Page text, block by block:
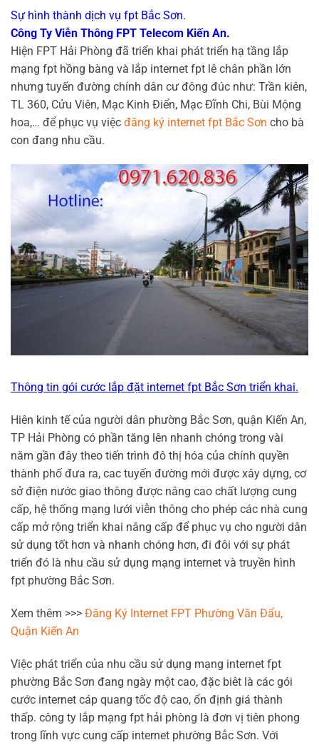
Sự hình thành dịch vụ fpt Bắc Sơn.
Công Ty Viễn Thông FPT Telecom Kiến An.
Hiện FPT Hải Phòng đã triển khai phát triển hạ tầng lắp
mạng fpt hồng bàng và lắp internet fpt lê chân phần lớn
nhưng tuyến đường chính dân cư đông đúc như: Trần kiên,
TL 360, Cửu Viên, Mạc Kinh Điển, Mạc Đĩnh Chi, Bùi Mộng
hoa,… để phục vụ việc đăng ký internet fpt Bắc Sơn cho bà
con đang nhu cầu.
Thông tin gói cước lắp đặt internet fpt Bắc Sơn triển khai.
Hiên kinh tế của người dân phường Bắc Sơn, quận Kiến An,
TP Hải Phòng có phần tăng lên nhanh chóng trong vài
năm gần đây theo tiến trình đô thị hóa của chính quyền
thành phố đưa ra, cac tuyến đường mới được xây dựng, cơ
sở điện nước giao thông được nâng cao chất lượng cung
cấp, hệ thống mạng lưới viễn thông cho phép các nhà cung
cấp mở rộng triển khai nâng cấp để phục vụ cho người dân
sử dụng tốt hơn và nhanh chóng hơn, đi đôi với sự phát
triển đó là nhu cầu sử dụng mạng internet và truyền hình
fpt phường Bắc Sơn.
Xem thêm >>> Đăng Ký Internet FPT Phường Văn Đẩu,
Quận Kiến An
Việc phát triển của nhu cầu sử dụng mạng internet fpt
phường Bắc Sơn đang ngày một cao, đặc biêt là các gói
cước internet cáp quang tốc độ cao, ổn định giá thành
thấp. công ty lắp mạng fpt hải phòng là đơn vị tiên phong
trong lĩnh vực cung cấp internet phường Bắc Sơn. Với